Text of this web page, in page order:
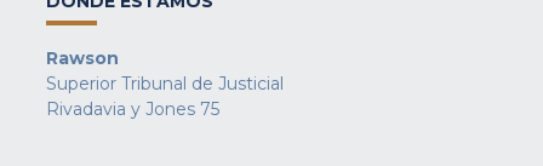
Rawson
Superior Tribunal de Justicial
Rivadavia y Jones 75